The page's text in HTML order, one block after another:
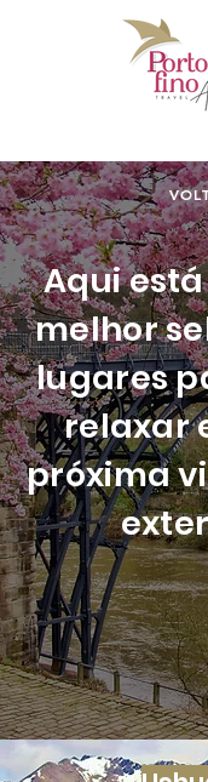
Aqui
melhor
lugares
relaxar
próxima